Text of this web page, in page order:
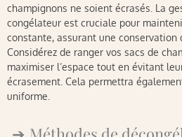
champignons ne soient écrasés. La
congélateur est cruciale pour
constante, assurant une conservation
Considérez de ranger vos sacs de
maximiser l’espace tout en évitant
écrasement. Cela permettra
uniforme.